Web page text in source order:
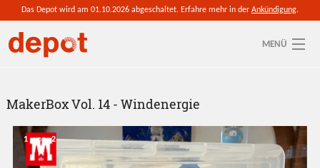
Direkt zum Inhalt
Das Depot wird am 01.10.2026 abgeschaltet. Erfahre mehr in der Ankündigung.
MENÜ
Ressourcen
MakerBox Vol. 14 - Windenergie
1 von 2